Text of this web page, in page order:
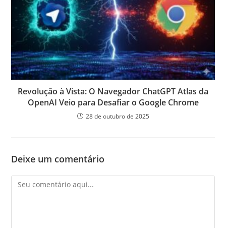
Revolução à Vista: O Navegador ChatGPT Atlas da
OpenAI Veio para Desafiar o Google Chrome
28 de outubro de 2025
Deixe um comentário